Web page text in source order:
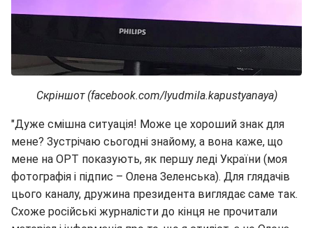
Скріншот (facebook.com/lyudmila.kapustyanaya)
"Дуже смішна ситуація! Може це хороший знак для
мене? Зустрічаю сьогодні знайому, а вона каже, що
мене на ОРТ показують, як першу леді України (моя
фотографія і підпис – Олена Зеленська). Для глядачів
цього каналу, дружина президента виглядає саме так.
Схоже російські журналісти до кінця не прочитали